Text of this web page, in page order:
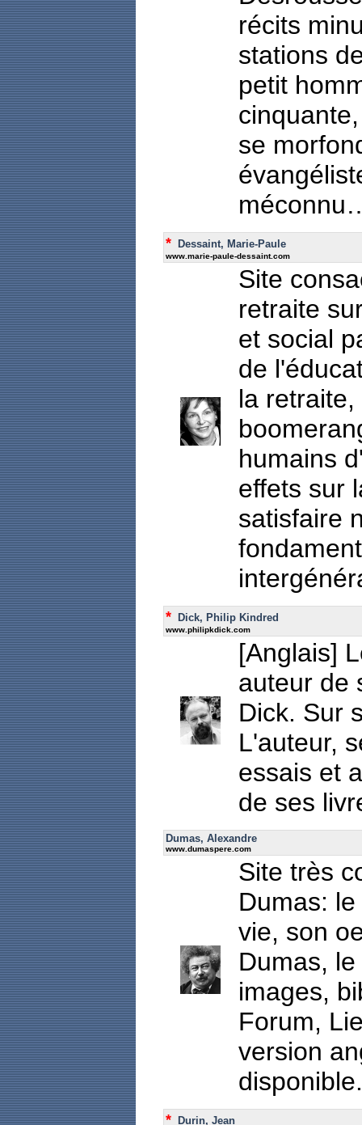
récits
stations
petit
se
* Dessaint, Marie-Paule
www.marie-paule-dessaint.com
Site
retraite
et social
de
la
humains
effets sur
satisfaire
* Dick, Philip Kindred
www.philipkdick.com
[Anglais]
auteur de
Dick. Sur
L'auteur,
essais et
de ses
Dumas, Alexandre
www.dumaspere.com
Site très
Dumas:
vie, son
Dumas,
images,
Forum,
version
disponible.
* Durin, Jean